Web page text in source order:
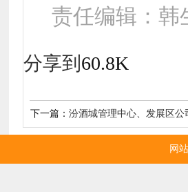
责任编辑：韩
分享到 60.8K
下一篇： 汾酒城管理中心、发展区公
网